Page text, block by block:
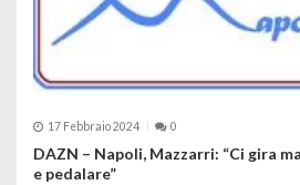
17 Febbraio 2024 0
DAZN – Napoli, Mazzarri: “Ci gira
e pedalare”